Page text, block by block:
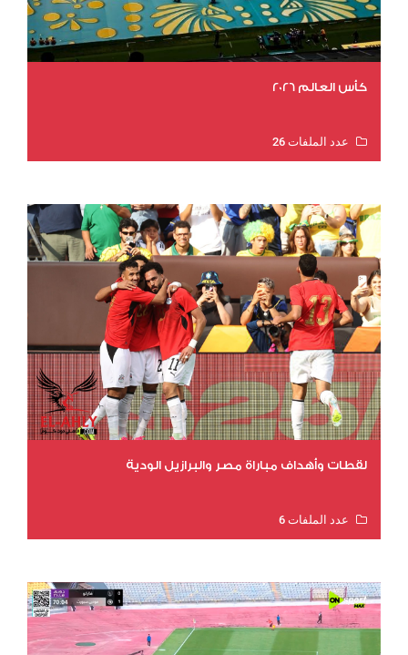
كأس العالم 2026
عدد الملفات 26
لقطات وأهداف مباراة مصر والبرازيل الودية
عدد الملفات 6